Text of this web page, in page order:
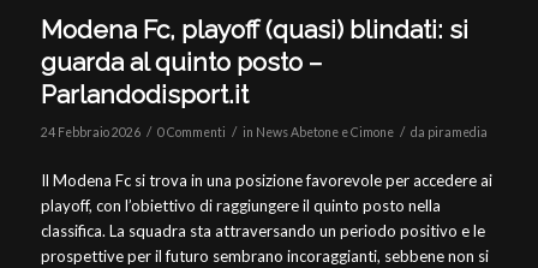
Modena Fc, playoff (quasi) blindati: si
guarda al quinto posto –
Parlandodisport.it
24 Febbraio 2026 / 0 Commenti / in News Abetone e Cimone / da piramedia
Il Modena Fc si trova in una posizione favorevole per accedere ai
playoff, con l’obiettivo di raggiungere il quinto posto nella
classifica. La squadra sta attraversando un periodo positivo e le
prospettive per il futuro sembrano incoraggianti, sebbene non si